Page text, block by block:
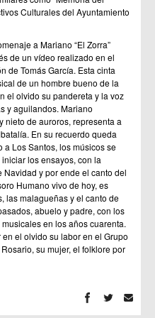
Culturales del Ayuntamiento
a Mariano “El Zorra”
de un vídeo realizado en el
de Tomás García. Esta cinta
de un hombre bueno de la
el olvido su pandereta y la voz
y aguilandos. Mariano
nieto de auroros, representa a
En su recuerdo queda
Los Santos, los músicos se
los ensayos, con la
y por ende el canto del
Humano vivo de hoy, es
las malagueñas y el canto de
abuelo y padre, con los
en los años cuarenta.
el olvido su labor en el Grupo
su mujer, el folklore por